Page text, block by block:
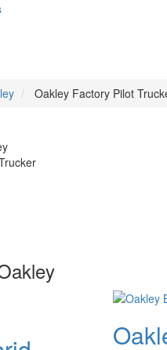
Oakley Factory Pilot